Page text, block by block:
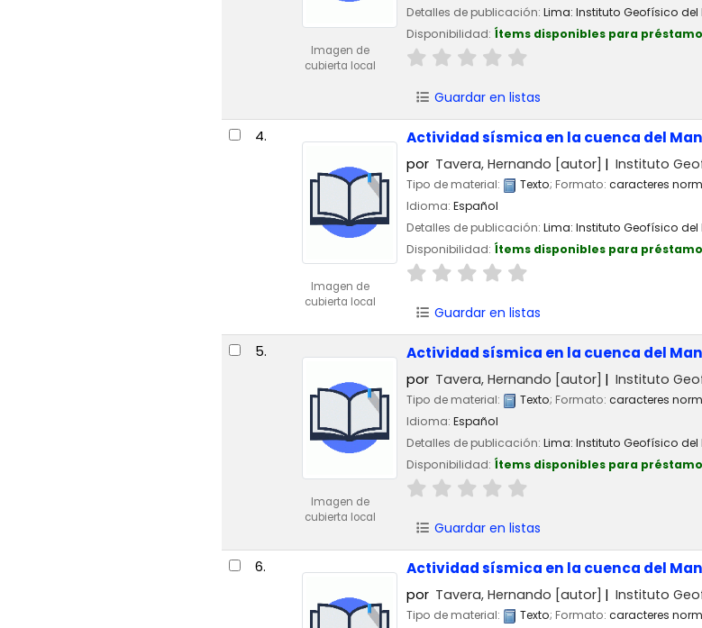
Imagen de
cubierta local
Detalles de publicación: Lima: Instituto Geofísico del
Disponibilidad: Ítems disponibles para
Guardar en listas
4.
Imagen de
cubierta local
Actividad sísmica en la cuenca del
por Tavera, Hernando [autor] Instituto
Tipo de material: Texto; Formato: caracteres
Idioma: Español
Detalles de publicación: Lima: Instituto Geofísico del
Disponibilidad: Ítems disponibles para
Guardar en listas
5.
Imagen de
cubierta local
Actividad sísmica en la cuenca del
por Tavera, Hernando [autor] Instituto
Tipo de material: Texto; Formato: caracteres
Idioma: Español
Detalles de publicación: Lima: Instituto Geofísico del
Disponibilidad: Ítems disponibles para
Guardar en listas
6. Actividad sísmica en la cuenca del
por Tavera, Hernando [autor] Instituto
Tipo de material: Texto; Formato: caracteres